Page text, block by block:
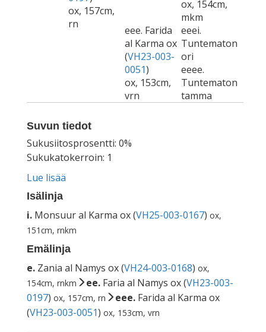
ox, 157cm,
rn
ox, 154cm,
mkm
eee. Farida
al Karma ox
(VH23-003-
0051)
ox, 153cm,
vrn
eeei.
Tuntematon
ori
eeee.
Tuntematon
tamma
Suvun tiedot
Sukusiitosprosentti: 0%
Sukukatokerroin: 1
Lue lisää
Isälinja
i. Monsuur al Karma ox (VH25-003-0167) ox,
151cm, rnkm
Emälinja
e. Zania al Namys ox (VH24-003-0168) ox,
154cm, rnkm
ee. Faria al Namys ox (VH23-003-
0197) ox, 157cm, rn eee. Farida al Karma ox
(VH23-003-0051) ox, 153cm, vrn